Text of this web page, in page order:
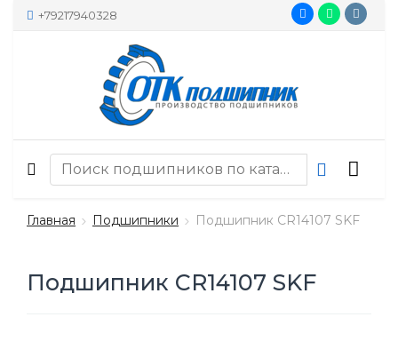
+79217940328
Главная Подшипники Подшипник CR14107 SKF
Подшипник CR14107 SKF